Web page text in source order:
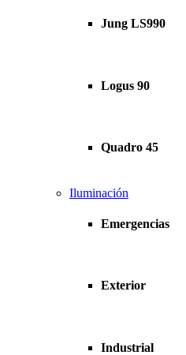
Jung LS990
Logus 90
Quadro 45
Iluminación
Emergencias
Exterior
Industrial